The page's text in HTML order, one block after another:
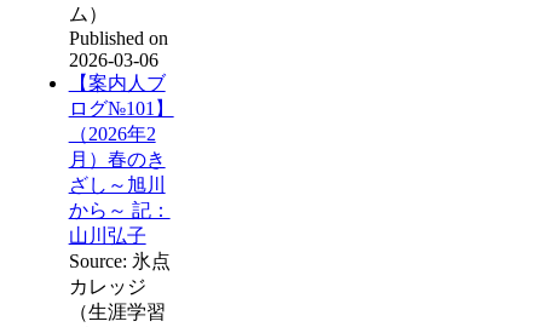
ム）
Published on
2026-03-06
【案内人ブ
ログ№101】
（2026年2
月）春のき
ざし～旭川
から～ 記：
山川弘子
Source: 氷点
カレッジ
（生涯学習